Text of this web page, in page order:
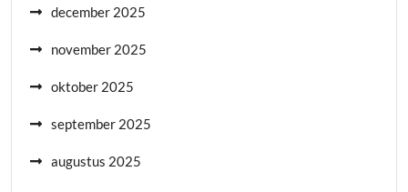
december 2025
november 2025
oktober 2025
september 2025
augustus 2025